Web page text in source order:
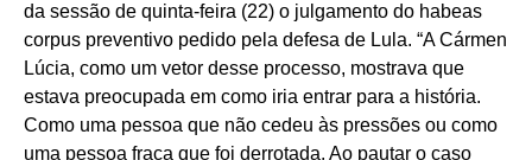
da sessão de quinta-feira (22) o julgamento do habeas
corpus preventivo pedido pela defesa de Lula. “A Cármen
Lúcia, como um vetor desse processo, mostrava que
estava preocupada em como iria entrar para a história.
Como uma pessoa que não cedeu às pressões ou como
uma pessoa fraca que foi derrotada. Ao pautar o caso